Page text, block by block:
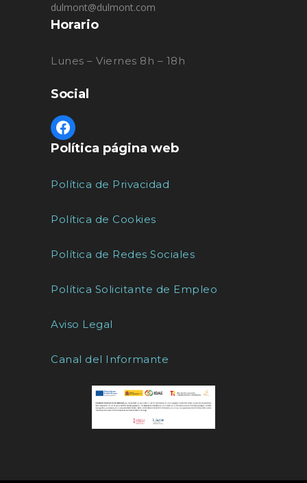
dulmont@dulmont.com
Horario
Lunes – Viernes 8h – 18h
Social
Política página web
Política de Privacidad
Política de Cookies
Política de Redes Sociales
Política Solicitante de Empleo
Aviso Legal
Canal del Informante